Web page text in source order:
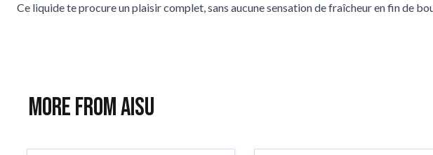
Ce liquide te procure un plaisir complet, sans aucune sensation de fraîcheur en fin de
More from AISU